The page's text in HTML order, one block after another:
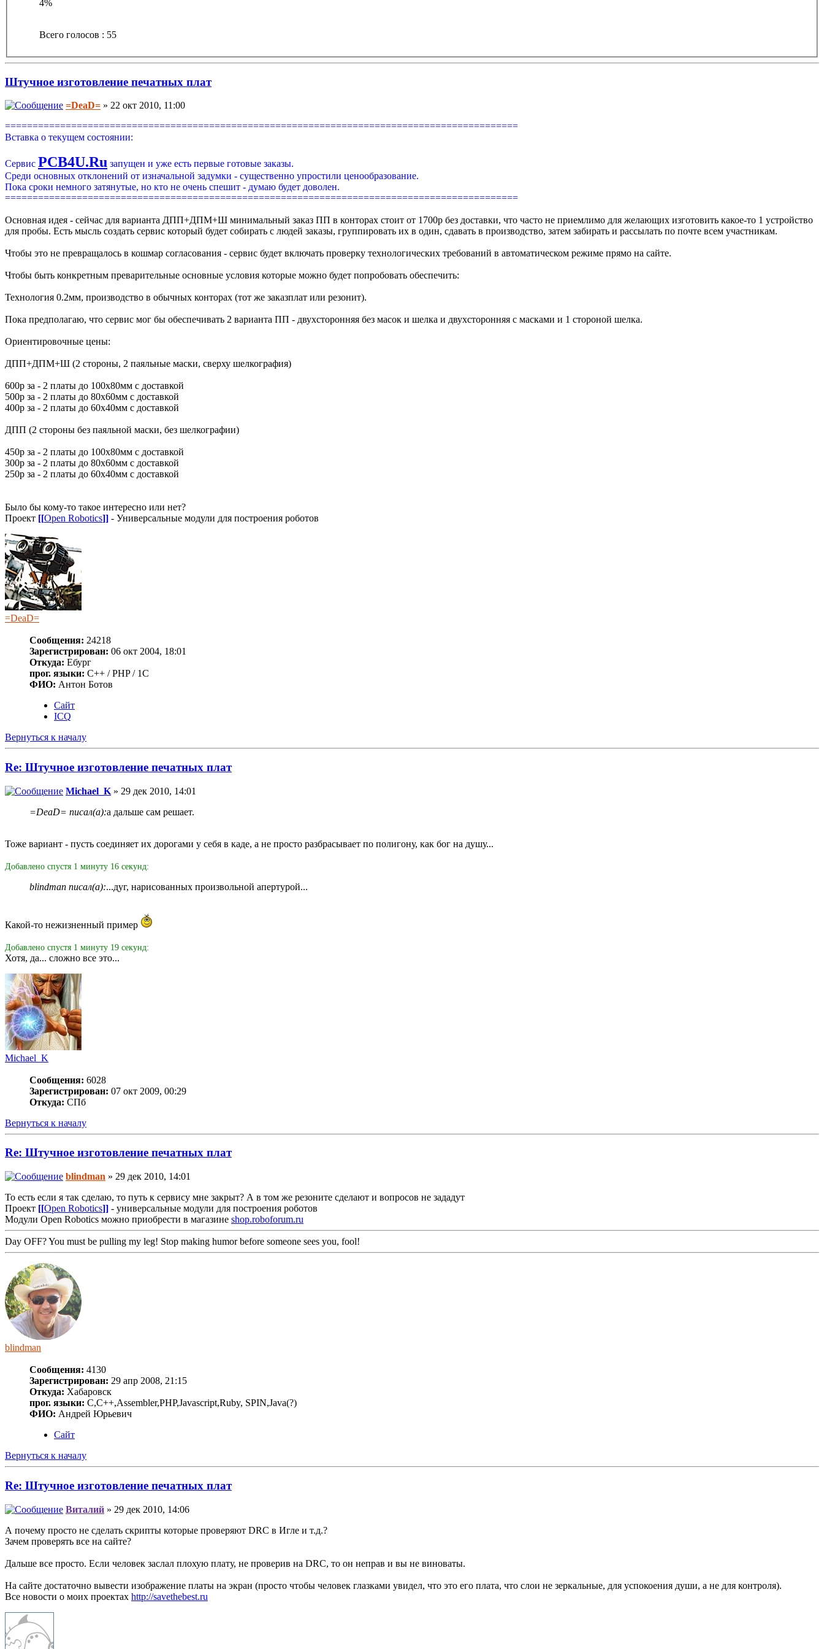
4%
Всего голосов : 55
Штучное изготовление печатных плат
=DeaD= » 22 окт 2010, 11:00
=============================================================================================
Вставка о текущем состоянии:
Сервис PCB4U.Ru запущен и уже есть первые готовые заказы.
Среди основных отклонений от изначальной задумки - существенно упростили ценообразование.
Пока сроки немного затянутые, но кто не очень спешит - думаю будет доволен.
=============================================================================================
Основная идея - сейчас для варианта ДПП+ДПМ+Ш минимальный заказ ПП в конторах стоит от 1700р без доставки, что часто не приемлимо для желающих изготовить какое-то 1 устройство
для пробы. Есть мысль создать сервис который будет собирать с людей заказы, группировать их в один, сдавать в производство, затем забирать и рассылать по почте всем участникам.
Чтобы это не превращалось в кошмар согласования - сервис будет включать проверку технологических требований в автоматическом режиме прямо на сайте.
Чтобы быть конкретным преварительные основные условия которые можно будет попробовать обеспечить:
Технология 0.2мм, производство в обычных конторах (тот же заказплат или резонит).
Пока предполагаю, что сервис мог бы обеспечивать 2 варианта ПП - двухсторонняя без масок и шелка и двухсторонняя с масками и 1 стороной шелка.
Ориентировочные цены:
ДПП+ДПМ+Ш (2 стороны, 2 паяльные маски, сверху шелкография)
600р за - 2 платы до 100х80мм с доставкой
500р за - 2 платы до 80х60мм с доставкой
400р за - 2 платы до 60х40мм с доставкой
ДПП (2 стороны без паяльной маски, без шелкографии)
450р за - 2 платы до 100х80мм с доставкой
300р за - 2 платы до 80х60мм с доставкой
250р за - 2 платы до 60х40мм с доставкой
Было бы кому-то такое интересно или нет?
Проект [[Open Robotics]] - Универсальные модули для построения роботов
=DeaD=
Сообщения: 24218
Зарегистрирован: 06 окт 2004, 18:01
Откуда: Ебург
прог. языки: C++ / PHP / 1C
ФИО: Антон Ботов
Сайт
ICQ
Вернуться к началу
Re: Штучное изготовление печатных плат
Michael_K » 29 дек 2010, 14:01
=DeaD= писал(а):а дальше сам решает.
Тоже вариант - пусть соединяет их дорогами у себя в каде, а не просто разбрасывает по полигону, как бог на душу...
Добавлено спустя 1 минуту 16 секунд:
blindman писал(а):...дуг, нарисованных произвольной апертурой...
Какой-то нежизненный пример
Добавлено спустя 1 минуту 19 секунд:
Хотя, да... сложно все это...
Michael_K
Сообщения: 6028
Зарегистрирован: 07 окт 2009, 00:29
Откуда: СПб
Вернуться к началу
Re: Штучное изготовление печатных плат
blindman » 29 дек 2010, 14:01
То есть если я так сделаю, то путь к сервису мне закрыт? А в том же резоните сделают и вопросов не зададут
Проект [[Open Robotics]] - универсальные модули для построения роботов
Модули Open Robotics можно приобрести в магазине shop.roboforum.ru
Day OFF? You must be pulling my leg! Stop making humor before someone sees you, fool!
blindman
Сообщения: 4130
Зарегистрирован: 29 апр 2008, 21:15
Откуда: Хабаровск
прог. языки: C,C++,Assembler,PHP,Javascript,Ruby, SPIN,Java(?)
ФИО: Андрей Юрьевич
Сайт
Вернуться к началу
Re: Штучное изготовление печатных плат
Виталий » 29 дек 2010, 14:06
А почему просто не сделать скрипты которые проверяют DRC в Игле и т.д.?
Зачем проверять все на сайте?
Дальше все просто. Если человек заслал плохую плату, не проверив на DRC, то он неправ и вы не виноваты.
На сайте достаточно вывести изображение платы на экран (просто чтобы человек глазками увидел, что это его плата, что слои не зеркальные, для успокоения души, а не для контроля).
Все новости о моих проектах http://savethebest.ru